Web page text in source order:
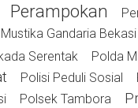
Perampokan
Gandaria
Serentak Polda
Polisi Peduli Sosial
Polsek Tambora